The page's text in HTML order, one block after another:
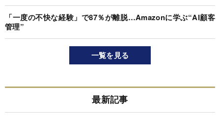
「一度の不快な経験」で87％が離脱…Amazonに学ぶ“AI顧客
管理”
一覧を見る
最新記事